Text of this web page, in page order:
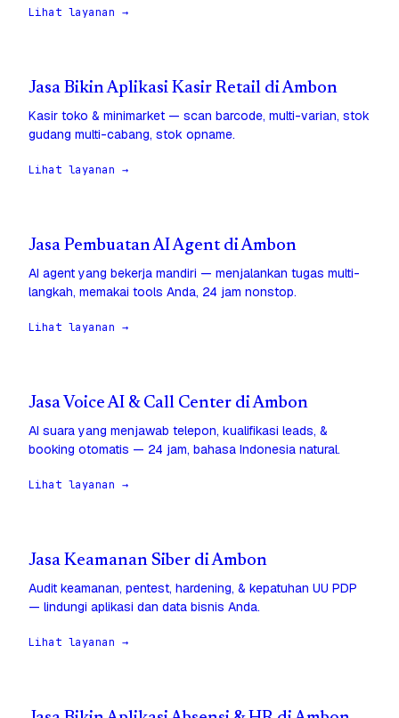
Lihat layanan →
Jasa Bikin Aplikasi Kasir Retail di Ambon
Kasir toko & minimarket — scan barcode, multi-varian, stok
gudang multi-cabang, stok opname.
Lihat layanan →
Jasa Pembuatan AI Agent di Ambon
AI agent yang bekerja mandiri — menjalankan tugas multi-
langkah, memakai tools Anda, 24 jam nonstop.
Lihat layanan →
Jasa Voice AI & Call Center di Ambon
AI suara yang menjawab telepon, kualifikasi leads, &
booking otomatis — 24 jam, bahasa Indonesia natural.
Lihat layanan →
Jasa Keamanan Siber di Ambon
Audit keamanan, pentest, hardening, & kepatuhan UU PDP
— lindungi aplikasi dan data bisnis Anda.
Lihat layanan →